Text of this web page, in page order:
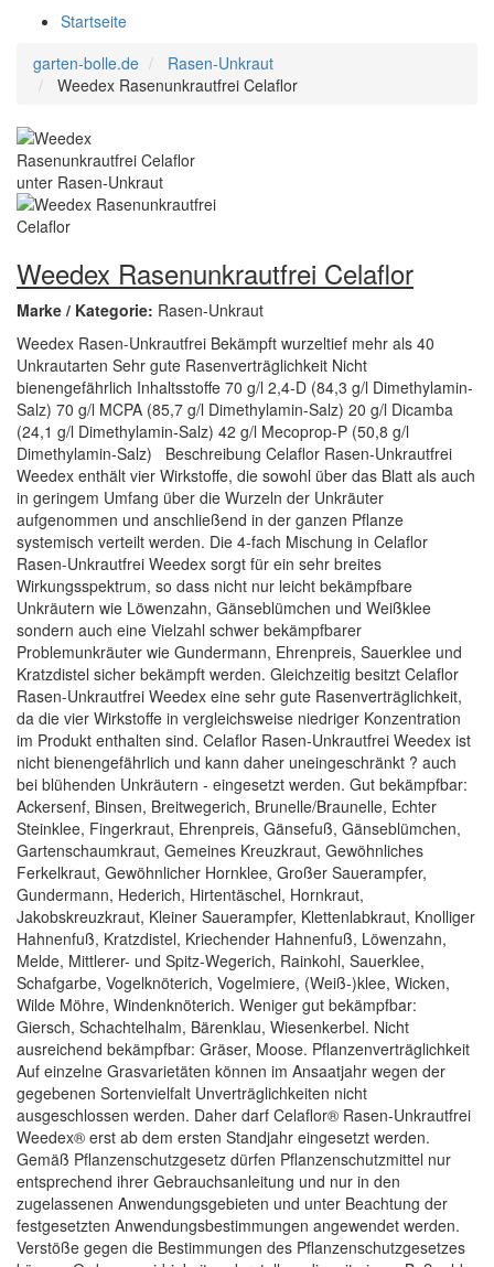
Startseite
garten-bolle.de
Rasen-Unkraut
Weedex Rasenunkrautfrei Celaflor
Weedex Rasenunkrautfrei Celaflor
Marke / Kategorie: Rasen-Unkraut
Weedex Rasen-Unkrautfrei Bekämpft wurzeltief mehr als 40
Unkrautarten Sehr gute Rasenverträglichkeit Nicht
bienengefährlich Inhaltsstoffe 70 g/l 2,4-D (84,3 g/l Dimethylamin-
Salz) 70 g/l MCPA (85,7 g/l Dimethylamin-Salz) 20 g/l Dicamba
(24,1 g/l Dimethylamin-Salz) 42 g/l Mecoprop-P (50,8 g/l
Dimethylamin-Salz) Beschreibung Celaflor Rasen-Unkrautfrei
Weedex enthält vier Wirkstoffe, die sowohl über das Blatt als auch
in geringem Umfang über die Wurzeln der Unkräuter
aufgenommen und anschließend in der ganzen Pflanze
systemisch verteilt werden. Die 4-fach Mischung in Celaflor
Rasen-Unkrautfrei Weedex sorgt für ein sehr breites
Wirkungsspektrum, so dass nicht nur leicht bekämpfbare
Unkräutern wie Löwenzahn, Gänseblümchen und Weißklee
sondern auch eine Vielzahl schwer bekämpfbarer
Problemunkräuter wie Gundermann, Ehrenpreis, Sauerklee und
Kratzdistel sicher bekämpft werden. Gleichzeitig besitzt Celaflor
Rasen-Unkrautfrei Weedex eine sehr gute Rasenverträglichkeit,
da die vier Wirkstoffe in vergleichsweise niedriger Konzentration
im Produkt enthalten sind. Celaflor Rasen-Unkrautfrei Weedex ist
nicht bienengefährlich und kann daher uneingeschränkt ? auch
bei blühenden Unkräutern - eingesetzt werden. Gut bekämpfbar:
Ackersenf, Binsen, Breitwegerich, Brunelle/Braunelle, Echter
Steinklee, Fingerkraut, Ehrenpreis, Gänsefuß, Gänseblümchen,
Gartenschaumkraut, Gemeines Kreuzkraut, Gewöhnliches
Ferkelkraut, Gewöhnlicher Hornklee, Großer Sauerampfer,
Gundermann, Hederich, Hirtentäschel, Hornkraut,
Jakobskreuzkraut, Kleiner Sauerampfer, Klettenlabkraut, Knolliger
Hahnenfuß, Kratzdistel, Kriechender Hahnenfuß, Löwenzahn,
Melde, Mittlerer- und Spitz-Wegerich, Rainkohl, Sauerklee,
Schafgarbe, Vogelknöterich, Vogelmiere, (Weiß-)klee, Wicken,
Wilde Möhre, Windenknöterich. Weniger gut bekämpfbar:
Giersch, Schachtelhalm, Bärenklau, Wiesenkerbel. Nicht
ausreichend bekämpfbar: Gräser, Moose. Pflanzenverträglichkeit
Auf einzelne Grasvarietäten können im Ansaatjahr wegen der
gegebenen Sortenvielfalt Unverträglichkeiten nicht
ausgeschlossen werden. Daher darf Celaflor® Rasen-Unkrautfrei
Weedex® erst ab dem ersten Standjahr eingesetzt werden.
Gemäß Pflanzenschutzgesetz dürfen Pflanzenschutzmittel nur
entsprechend ihrer Gebrauchsanleitung und nur in den
zugelassenen Anwendungsgebieten und unter Beachtung der
festgesetzten Anwendungsbestimmungen angewendet werden.
Verstöße gegen die Bestimmungen des Pflanzenschutzgesetzes